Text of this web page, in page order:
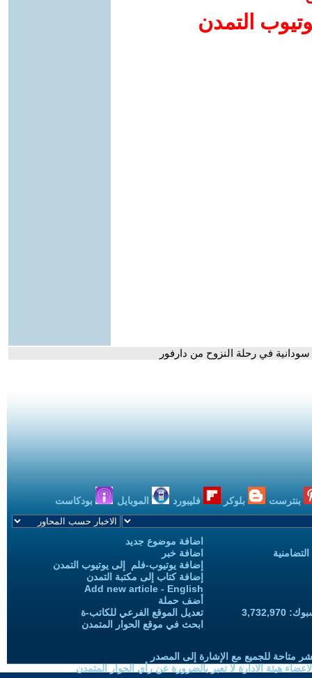
التمدن
في رحلة النزوح من دارفور
بنترست بلوكر فليبورد الموبايل بودكاست
اضافة موضوع جديد
اضافة خبر
إضافة يوتيوب-فلم إلى يوتيوب التمدن
إضافة كتاب إلى مكتبة التمدن
Add new article - English
أضف حملة
تعديل الموقع الفرعي للكاتب-ة
ابحث في موقع الحوار المتمدن
متاحة للجميع مع الإشارة إلى المصدر
هيئة الادارة لا تعبر بالضرورة عن رأي الحوار المتمدن